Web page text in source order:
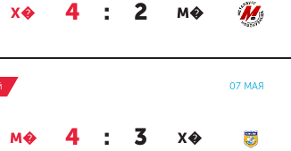
Х� 4 : 2 М�
07 МАЯ
М� 4 : 3 Х�